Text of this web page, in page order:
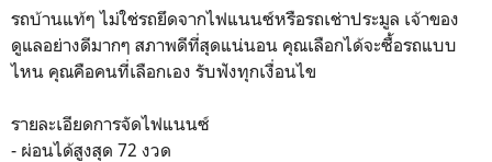
รถบ้านแท้ๆ ไม่ใช่รถยึดจากไฟแนนซ์หรือรถเช่าประมูล เจ้าของ
ดูแลอย่างดีมากๆ สภาพดีที่สุดแน่นอน คุณเลือกได้จะซื้อรถแบบ
ไหน คุณคือคนที่เลือกเอง รับฟังทุกเงื่อนไข
รายละเอียดการจัดไฟแนนซ์
- ผ่อนได้สูงสุด 72 งวด